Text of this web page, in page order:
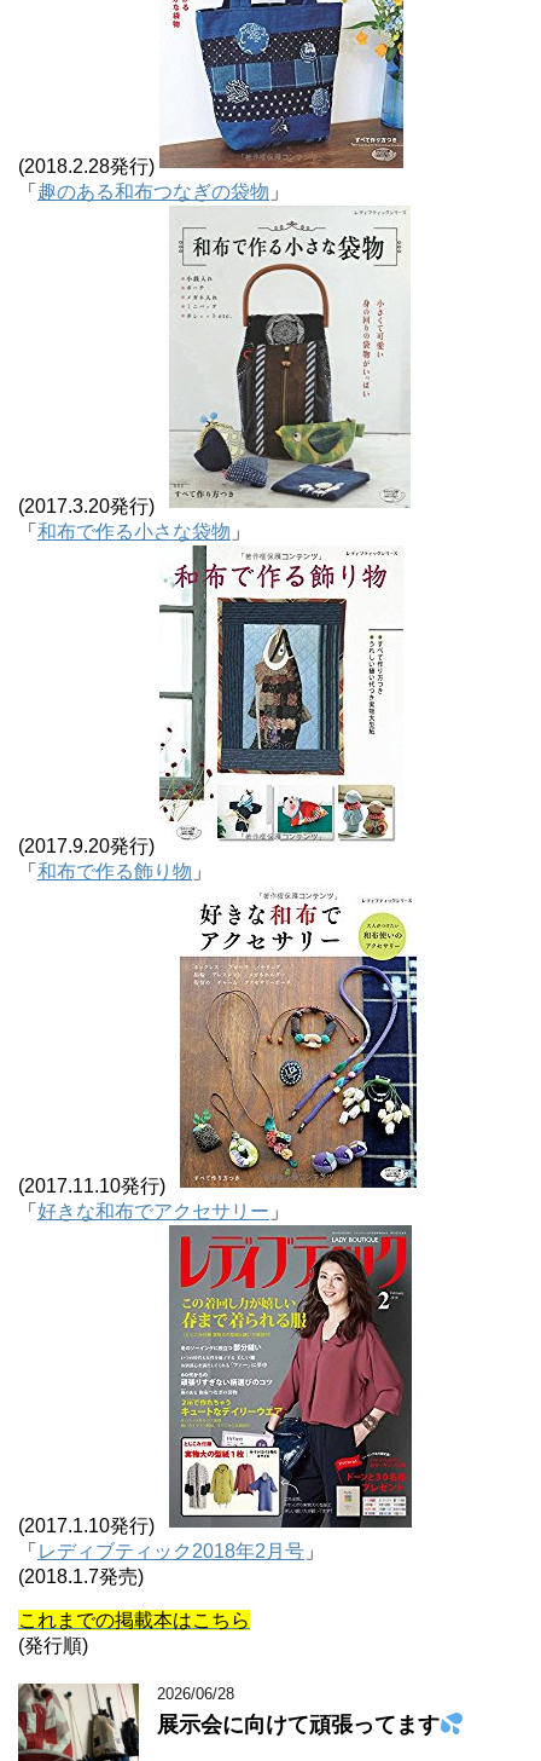
(2018.2.28発行)
「 趣のある和布つなぎの袋物 」
(2017.3.20発行)
「 和布で作る小さな袋物 」
(2017.9.20発行)
「 和布で作る飾り物 」
(2017.11.10発行)
「 好きな和布でアクセサリー 」
(2017.1.10発行)
「 レディブティック2018年2月号 」
(2018.1.7発売)
これまでの掲載本はこちら
(発行順)
2026/06/28
展示会に向けて頑張ってます